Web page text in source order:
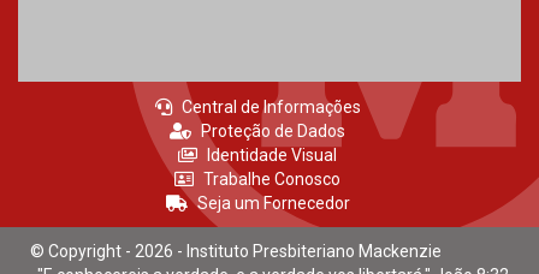
Central de Informações
Proteção de Dados
Identidade Visual
Trabalhe Conosco
Seja um Fornecedor
© Copyright - 2026 - Instituto Presbiteriano Mackenzie